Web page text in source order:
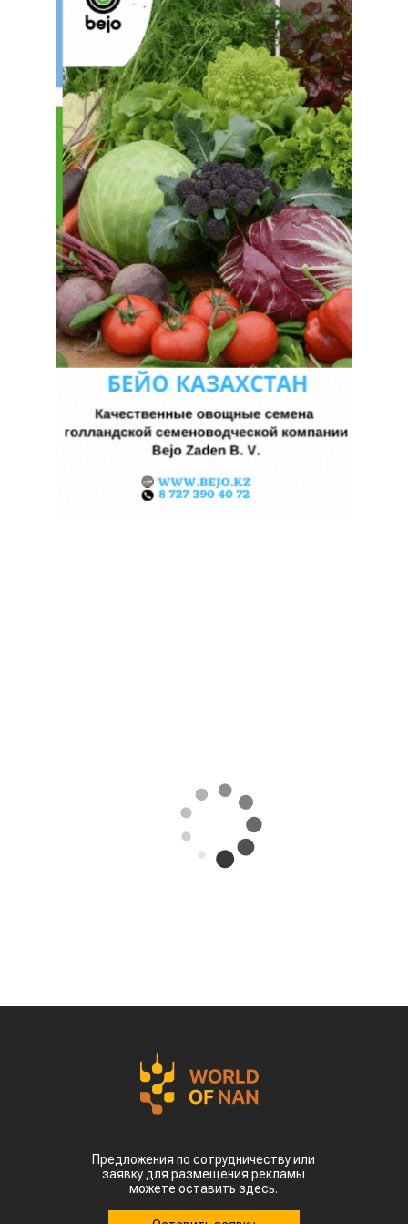
За первые пять месяцев этого года аграрии
Казахстана совершили масштабный прорыв
на мировом рынке зернобобовых, продав за
рубеж более 93 тыс тонн чечевицы,
страны мира. Ключевым торговым партнером
остается Турция, которая увеличила закупки в
пять раз и импортировала 63,4 тыс. тонн.
Главной сенсацией отчетного периода стал
текущего года КНР выкупила сразу 14,2 тыс.
тонн казахстанской чечевицы.
Высокую динамику спроса показывают и другие